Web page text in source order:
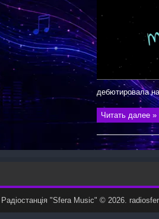
дебютировала
Читать далее »
"Sfera Music" © 2026.